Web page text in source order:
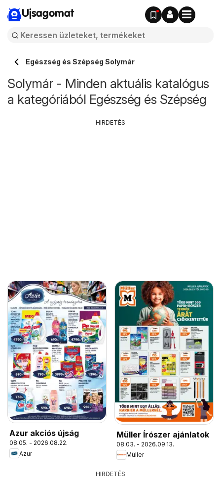
Ujsagomat
Egészség és Szépség Solymár
Solymár - Minden aktuális katalógus
a kategóriából Egészség és Szépség
Azur akciós újság
08.05. - 2026.08.22.
Azur
Müller Írószer ajánlatok
08.03. - 2026.09.13.
Müller
HIRDETÉS
HIRDETÉS